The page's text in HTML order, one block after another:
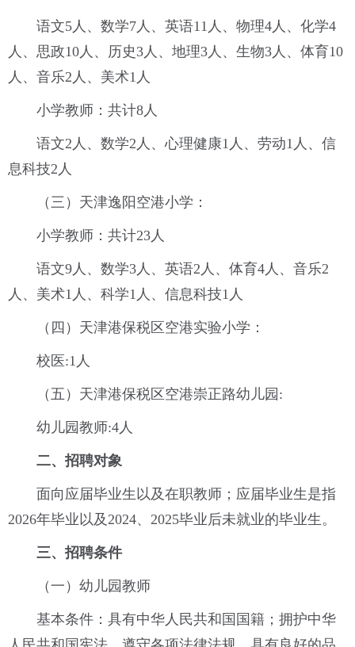
语文5人、数学7人、英语11人、物理4人、化学4
人、思政10人、历史3人、地理3人、生物3人、体育10
人、音乐2人、美术1人
小学教师：共计8人
语文2人、数学2人、心理健康1人、劳动1人、信
息科技2人
（三）天津逸阳空港小学：
小学教师：共计23人
语文9人、数学3人、英语2人、体育4人、音乐2
人、美术1人、科学1人、信息科技1人
（四）天津港保税区空港实验小学：
校医:1人
（五）天津港保税区空港崇正路幼儿园:
幼儿园教师:4人
二、招聘对象
面向应届毕业生以及在职教师；应届毕业生是指
2026年毕业以及2024、2025毕业后未就业的毕业生。
三、招聘条件
（一）幼儿园教师
基本条件：具有中华人民共和国国籍；拥护中华